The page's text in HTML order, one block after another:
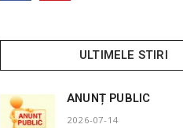
ULTIMELE STIRI
ANUNȚ PUBLIC
2026-07-14